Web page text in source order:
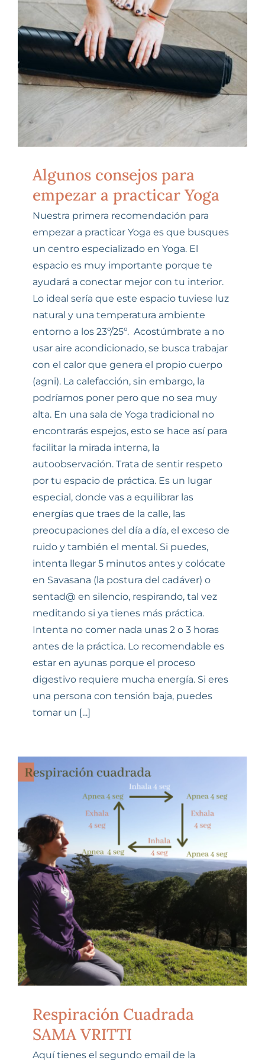
SESIONES ONLINE
Algunos consejos para
empezar a practicar Yoga
Nuestra primera recomendación para
empezar a practicar Yoga es que busques
un centro especializado en Yoga. El
espacio es muy importante porque te
ayudará a conectar mejor con tu interior.
Lo ideal sería que este espacio tuviese luz
natural y una temperatura ambiente
entorno a los 23º/25º. Acostúmbrate a no
usar aire acondicionado, se busca trabajar
con el calor que genera el propio cuerpo
(agni). La calefacción, sin embargo, la
podríamos poner pero que no sea muy
alta. En una sala de Yoga tradicional no
encontrarás espejos, esto se hace así para
facilitar la mirada interna, la
autoobservación. Trata de sentir respeto
por tu espacio de práctica. Es un lugar
especial, donde vas a equilibrar las
energías que traes de la calle, las
preocupaciones del día a día, el exceso de
ruido y también el mental. Si puedes,
intenta llegar 5 minutos antes y colócate
en Savasana (la postura del cadáver) o
sentad@ en silencio, respirando, tal vez
meditando si ya tienes más práctica.
Intenta no comer nada unas 2 o 3 horas
antes de la práctica. Lo recomendable es
estar en ayunas porque el proceso
digestivo requiere mucha energía. Si eres
una persona con tensión baja, puedes
tomar un [...]
Respiración Cuadrada
SAMA VRITTI
Aquí tienes el segundo email de la